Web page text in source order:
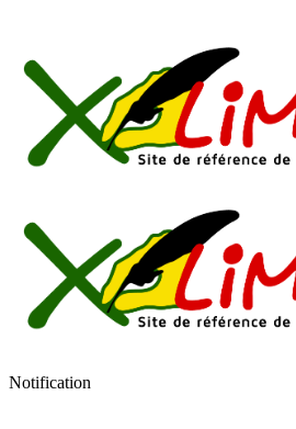
Notification